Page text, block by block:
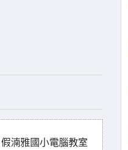
湳雅國小電腦教室